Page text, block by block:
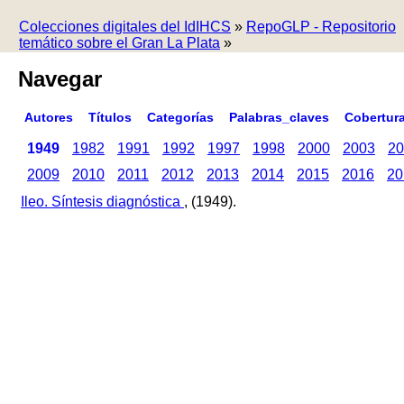
Colecciones digitales del IdIHCS » RepoGLP - Repositorio
temático sobre el Gran La Plata »
Navegar
Autores Títulos Categorías Palabras_claves
1949 1982 1991 1992 1997 1998 2000 2003
2009
2010 2011 2012 2013 2014 2015 2016
Ileo. Síntesis diagnóstica , (1949).